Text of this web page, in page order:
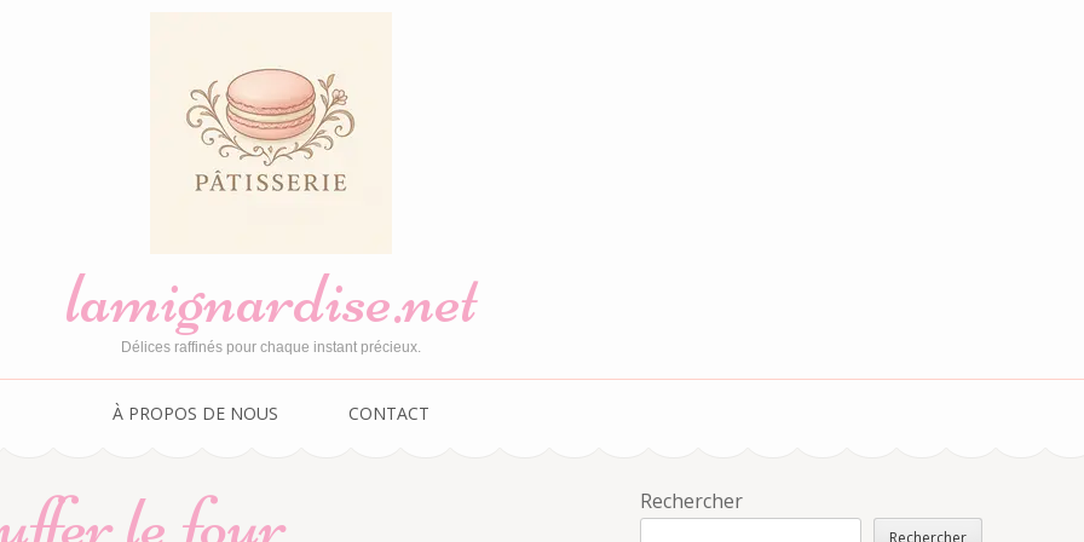
lamignardise.net
Délices raffinés pour chaque instant précieux.
À PROPOS DE NOUS CONTACT
le four Rechercher